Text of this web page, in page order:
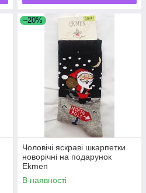
–20%
Чоловічі яскраві шкарпетки
новорічні на подарунок
Ekmen
В наявності